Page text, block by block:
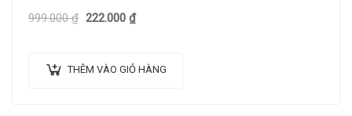
999.000₫ 222.000 ₫
THÊM VÀO GIỎ HÀNG